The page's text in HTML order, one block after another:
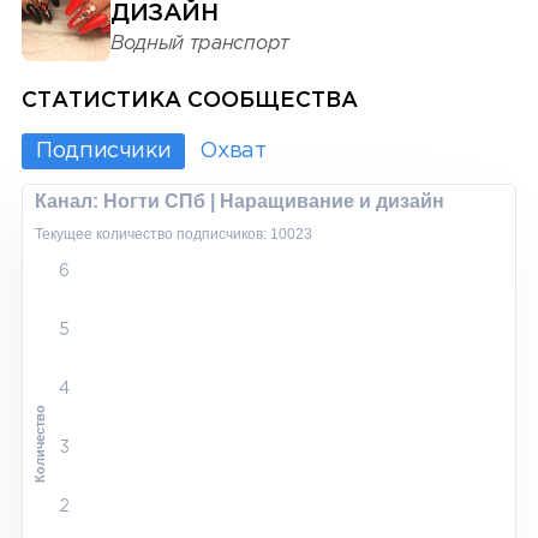
ДИЗАЙН
Водный транспорт
СТАТИСТИКА СООБЩЕСТВА
Подписчики Охват
Канал: Ногти СПб | Наращивание и дизайн
Текущее количество подписчиков: 10023
6
5
4
3
2
Количество